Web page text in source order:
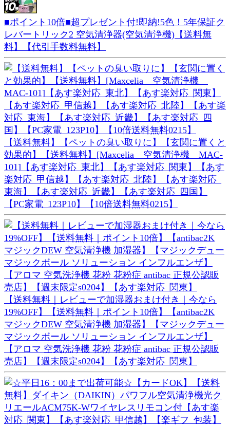
■ポイント10倍■超プレゼント付!即納!5色！5年保証ク
レバートリック2 空気清浄器(空気清浄機)【送料無
料】【代引手数料無料】
【送料無料】【ペットの臭い取りに】【玄関に置くと
効果的】【送料無料】[Maxcelia 空気清浄機 MAC-
101]【あす楽対応_東北】【あす楽対応_関東】【あす
楽対応_甲信越】【あす楽対応_北陸】【あす楽対応_
東海】【あす楽対応_近畿】【あす楽対応_四国】
【PC家電_123P10】【10倍送料無料0215】
【送料無料｜レビューで加湿器おまけ付き｜今なら
19%OFF】【送料無料｜ポイント10倍】【antibac2K
マジックDEW 空気清浄機 加湿器】【マジックデュー
マジックボール ソリューション インフルエンザ】
【アロマ 空気洗浄機 花粉 花粉症 antibac 正規公認販
売店】【週末限定s0204】【あす楽対応_関東】